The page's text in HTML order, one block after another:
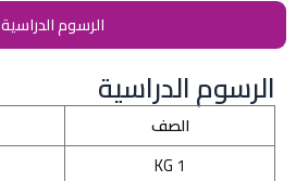
الرسوم الدراسية
الرسوم الدراسية
الصف
KG 1